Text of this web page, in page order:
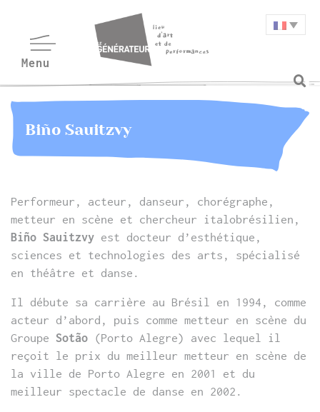
Biño Sauitzvy
Performeur, acteur, danseur, chorégraphe,
metteur en scène et chercheur italobrésilien,
Biño Sauitzvy est docteur d’esthétique,
sciences et technologies des arts, spécialisé
en théâtre et danse.
Il débute sa carrière au Brésil en 1994, comme
acteur d’abord, puis comme metteur en scène du
Groupe Sotão
(Porto Alegre) avec lequel il
reçoit le prix du meilleur metteur en scène de
la ville de Porto Alegre en 2001 et du
meilleur spectacle de danse en 2002.